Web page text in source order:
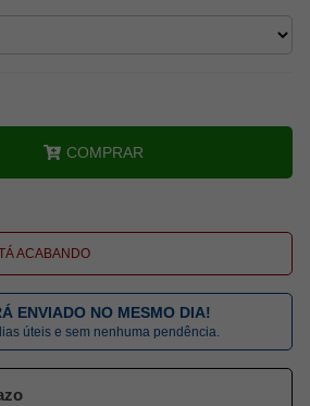
COMPRAR
ACABANDO
ENVIADO NO MESMO DIA!
úteis e sem nenhuma pendência.